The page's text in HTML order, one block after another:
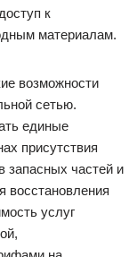
к
материалам.
возможности
сетью.
единые
присутствия
запасных частей и
восстановления
услуг